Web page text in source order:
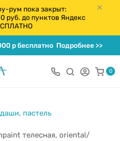
рум пока закрыт:
руб. до пунктов Яндекс
р бесплатноПодробнее >>
0
пастель
телесная, oriental/